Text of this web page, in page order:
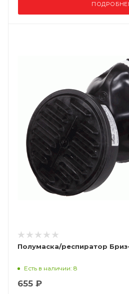
Полумаска/респиратор
Есть в наличии: 8
655 ₽